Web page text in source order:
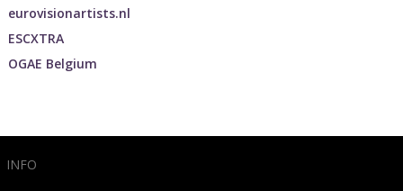
eurovisionartists.nl
ESCXTRA
OGAE Belgium
INFO